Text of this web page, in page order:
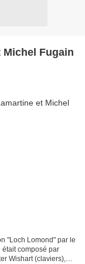
Fugain
"Loch Lomond" par le
composé par
Wishart (claviers),